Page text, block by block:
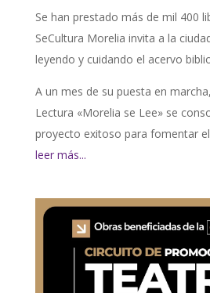
Se han prestado más de mil 400
SeCultura Morelia invita a la
leyendo y cuidando el acervo
A un mes de su puesta en
Lectura «Morelia se Lee» se
proyecto exitoso para fomentar
leer más...